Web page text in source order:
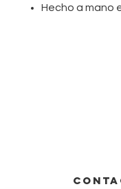
Hecho a mano